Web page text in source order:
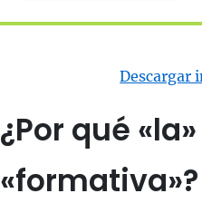
Descargar
¿Por qué «la»
«formativa»?